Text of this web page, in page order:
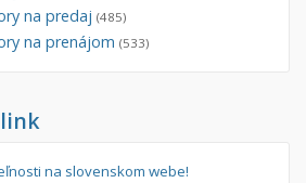
na predaj (485)
na prenájom (533)
na slovenskom webe!